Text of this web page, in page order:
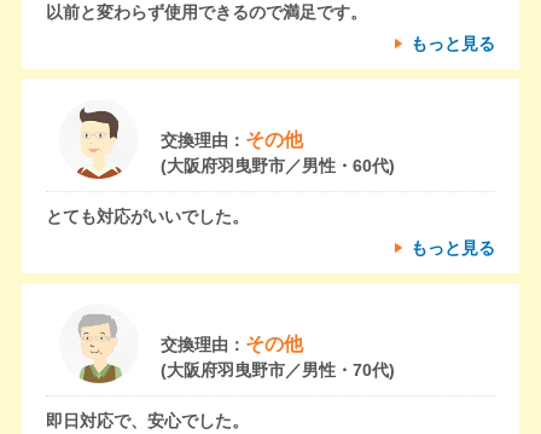
以前と変わらず使用できるので満足です。
もっと見る
交換理由： その他
(大阪府羽曳野市／男性・60代)
とても対応がいいでした。
もっと見る
交換理由： その他
(大阪府羽曳野市／男性・70代)
即日対応で、安心でした。